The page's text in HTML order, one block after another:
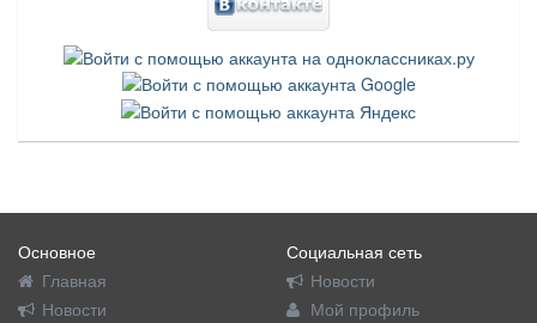
Основное
Главная
Новости
Социальная сеть
Новости
Мой профиль